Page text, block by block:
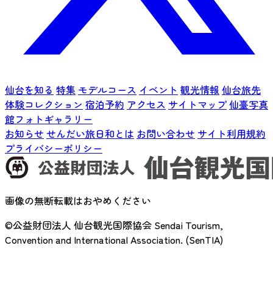
仙台を知る 特集 モデルコース イベント 観光情報 仙台旅先
体験コレクション 宿泊予約 アクセス サイトマップ仙臺写真
館フォトギャラリー
お知らせ せんだい旅日和とは お問い合わせ サイト利用規約
プライバシーポリシー
画像の無断転載はおやめください
©公益財団法人 仙台観光国際協会 Sendai Tourism,
Convention and International Association. (SenTIA)